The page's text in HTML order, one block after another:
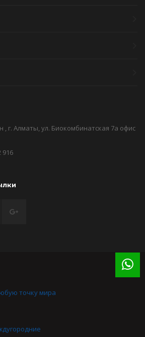
, г. Алматы, ул. Биокомбинатская 7а офис
916
точку мира